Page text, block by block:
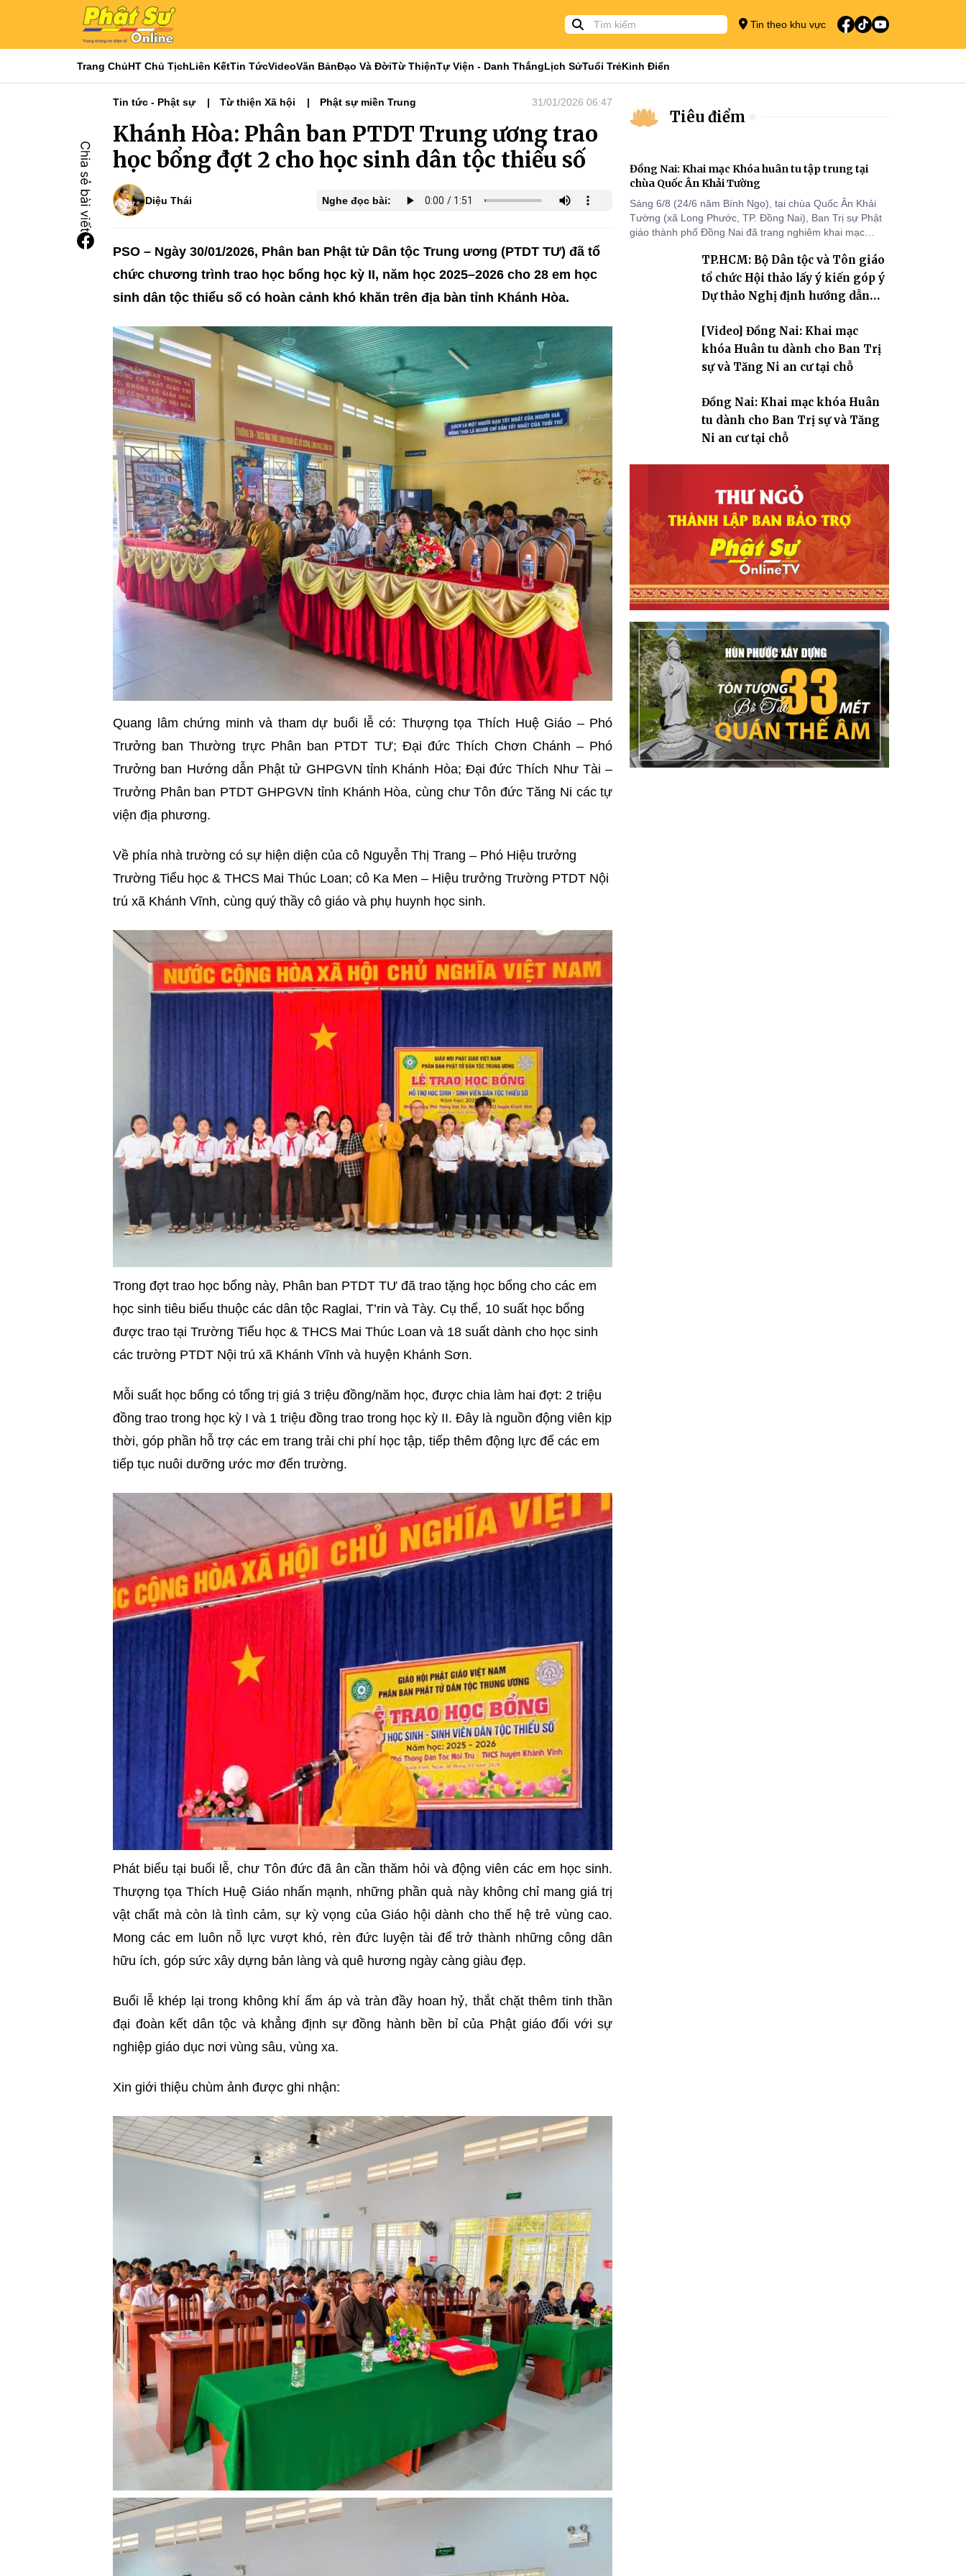
Tin theo khu vực
Trang ChủHT Chủ TịchLiên KếtTin TứcVideoVăn BảnĐạo Và ĐờiTừ ThiệnTự Viện - Danh ThắngLịch SửTuổi TrẻKinh Điển
Tin tức - Phật sự Từ thiện Xã hội Phật sự miền Trung 31/01/2026 06:47
Khánh Hòa: Phân ban PTDT Trung ương trao
học bổng đợt 2 cho học sinh dân tộc thiểu số
Diệu Thái Nghe đọc bài:
PSO – Ngày 30/01/2026, Phân ban Phật tử Dân tộc Trung ương (PTDT TƯ) đã tổ
chức chương trình trao học bổng học kỳ II, năm học 2025–2026 cho 28 em học
sinh dân tộc thiểu số có hoàn cảnh khó khăn trên địa bàn tỉnh Khánh Hòa.
Quang lâm chứng minh và tham dự buổi lễ có: Thượng tọa Thích Huệ Giáo – Phó
Trưởng ban Thường trực Phân ban PTDT TƯ; Đại đức Thích Chơn Chánh – Phó
Trưởng ban Hướng dẫn Phật tử GHPGVN tỉnh Khánh Hòa; Đại đức Thích Như Tài –
Trưởng Phân ban PTDT GHPGVN tỉnh Khánh Hòa, cùng chư Tôn đức Tăng Ni các tự
viện địa phương.
Về phía nhà trường có sự hiện diện của cô Nguyễn Thị Trang – Phó Hiệu trưởng
Trường Tiểu học & THCS Mai Thúc Loan; cô Ka Men – Hiệu trưởng Trường PTDT Nội
trú xã Khánh Vĩnh, cùng quý thầy cô giáo và phụ huynh học sinh.
Trong đợt trao học bổng này, Phân ban PTDT TƯ đã trao tặng học bổng cho các em
học sinh tiêu biểu thuộc các dân tộc Raglai, T’rin và Tày. Cụ thể, 10 suất học bổng
được trao tại Trường Tiểu học & THCS Mai Thúc Loan và 18 suất dành cho học sinh
các trường PTDT Nội trú xã Khánh Vĩnh và huyện Khánh Sơn.
Mỗi suất học bổng có tổng trị giá 3 triệu đồng/năm học, được chia làm hai đợt: 2 triệu
đồng trao trong học kỳ I và 1 triệu đồng trao trong học kỳ II. Đây là nguồn động viên kịp
thời, góp phần hỗ trợ các em trang trải chi phí học tập, tiếp thêm động lực để các em
tiếp tục nuôi dưỡng ước mơ đến trường.
Phát biểu tại buổi lễ, chư Tôn đức đã ân cần thăm hỏi và động viên các em học sinh.
Thượng tọa Thích Huệ Giáo nhấn mạnh, những phần quà này không chỉ mang giá trị
vật chất mà còn là tình cảm, sự kỳ vọng của Giáo hội dành cho thế hệ trẻ vùng cao.
Mong các em luôn nỗ lực vượt khó, rèn đức luyện tài để trở thành những công dân
hữu ích, góp sức xây dựng bản làng và quê hương ngày càng giàu đẹp.
Buổi lễ khép lại trong không khí ấm áp và tràn đầy hoan hỷ, thắt chặt thêm tinh thần
đại đoàn kết dân tộc và khẳng định sự đồng hành bền bỉ của Phật giáo đối với sự
nghiệp giáo dục nơi vùng sâu, vùng xa.
Xin giới thiệu chùm ảnh được ghi nhận:
Tiêu điểm
Đồng Nai: Khai mạc Khóa huân tu tập trung tại
chùa Quốc Ân Khải Tường
Sáng 6/8 (24/6 năm Bính Ngọ), tại chùa Quốc Ân Khải
Tường (xã Long Phước, TP. Đồng Nai), Ban Trị sự Phật
giáo thành phố Đồng Nai đã trang nghiêm khai mạc
2570 dành cho chư Tăng hành giả an cư tại chỗ khu vực
VII, VIII và trường hạ chùa Quốc Ân Khải Tường.
TP.HCM: Bộ Dân tộc và Tôn giáo
tổ chức Hội thảo lấy ý kiến góp ý
Dự thảo Nghị định hướng dẫn
giáo
[Video] Đồng Nai: Khai mạc
khóa Huân tu dành cho Ban Trị
sự và Tăng Ni an cư tại chỗ
Đồng Nai: Khai mạc khóa Huân
tu dành cho Ban Trị sự và Tăng
Ni an cư tại chỗ